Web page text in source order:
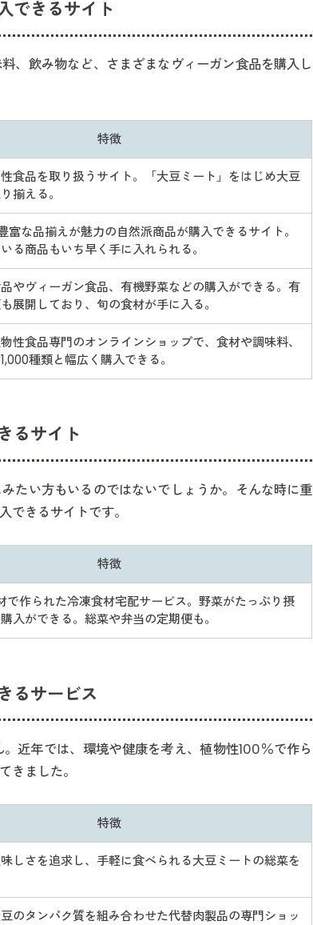
できるサイト
、飲み物など、さまざまなヴィーガン食品を購入し
特徴
食品を取り扱うサイト。「大豆ミート」をはじめ大豆
揃える。
富な品揃えが魅力の自然派商品が購入できるサイト。
る商品もいち早く手に入れられる。
やヴィーガン食品、有機野菜などの購入ができる。有
展開しており、旬の食材が手に入る。
性食品専門のオンラインショップで、食材や調味料、
種類と幅広く購入できる。
るサイト
たい方もいるのではないでしょうか。そんな時に重
できるサイトです。
特徴
で作られた冷凍食材宅配サービス。野菜がたっぷり摂
入ができる。総菜や弁当の定期便も。
るサービス
近年では、環境や健康を考え、植物性100％で作ら
きました。
特徴
しさを追求し、手軽に食べられる大豆ミートの総菜を
のタンパク質を組み合わせた代替肉製品の専門ショッ